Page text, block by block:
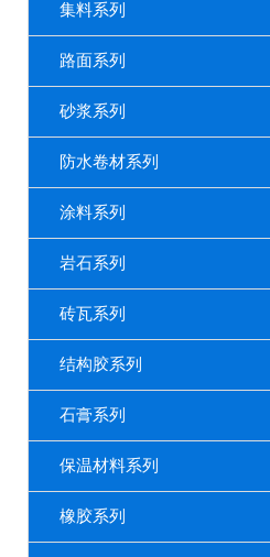
集料系列
路面系列
砂浆系列
防水卷材系列
涂料系列
岩石系列
砖瓦系列
结构胶系列
石膏系列
保温材料系列
橡胶系列